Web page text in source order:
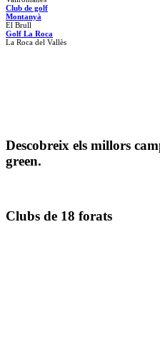
Club de golf
Montanyà
El Brull
Golf La Roca
La Roca del Vallès
Descobreix els millors
green.
Clubs de 18 forats